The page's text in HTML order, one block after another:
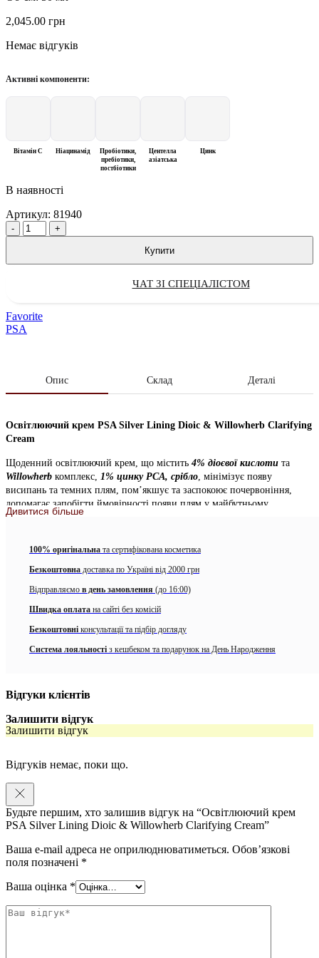
2,045.00 грн
Немає відгуків
Активні компоненти:
Вітамін С Ніацинамід
Пробіотики,
пребіотики,
постбіотики
Центелла
азіатська
Цинк
В наявності
Артикул: 81940
Quantity
Купити
ЧАТ ЗІ СПЕЦІАЛІСТОМ
Favorite
PSA
Опис Склад Деталі
Освітлюючий крем PSA Silver Lining Dioic & Willowherb Clarifying
Cream
Щоденний освітлюючий крем, що містить4% діоєвої кислоти та
Willowherb комплекс, 1% цинку PCA, срібло, мінімізує появу
висипань та темних плям, пом’якшує та заспокоює почервоніння,
допомагає запобігти ймовірності появи плям у майбутньому.
довгого часу.
для очищення шкіри.
Підходить для всіх типів шкіри, особливо схильної до висипань, та
такої, що має нерівну текстуру і сліди від акне.
Особливості PSA Silver Lining Dioic & Willowherb Clarifying
Заспокоює чутливу шкіру.
Усуває сліди після висипань.
Засіб має:
Миттєвий ефект:
Шкіра отримує легке зволоження.
Довгостроковий ефект:
Мінімізується поява висипань та вугрів.
Зникають сліди від запалень.
Дивитися більше
100% оригінальна та сертифікована косметика
Безкоштовна доставка по Україні від 2000 грн
Відправляємо в день замовлення (до 16:00)
Швидка оплата на сайті без комісій
Безкоштовні консультації та підбір догляду
Система лояльності з кешбеком та подарунок на День Народження
Відгуки клієнтів
Залишити відгук
Залишити відгук
Відгуків немає, поки що.
Будьте першим, хто залишив відгук на “Освітлюючий крем
PSA Silver Lining Dioic & Willowherb Clarifying Cream”
Ваша e-mail адреса не оприлюднюватиметься. Обов’язкові
поля позначені *
Ваша оцінка *